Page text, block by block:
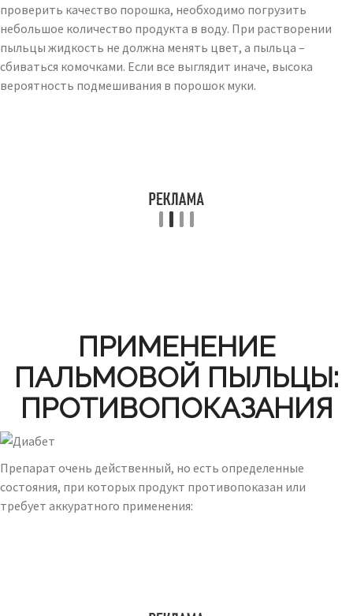
проверить качество порошка, необходимо погрузить
небольшое количество продукта в воду. При растворении
пыльцы жидкость не должна менять цвет, а пыльца –
сбиваться комочками. Если все выглядит иначе, высока
вероятность подмешивания в порошок муки.
ПРИМЕНЕНИЕ
ПАЛЬМОВОЙ ПЫЛЬЦЫ:
ПРОТИВОПОКАЗАНИЯ
Препарат очень действенный, но есть определенные
состояния, при которых продукт противопоказан или
требует аккуратного применения: